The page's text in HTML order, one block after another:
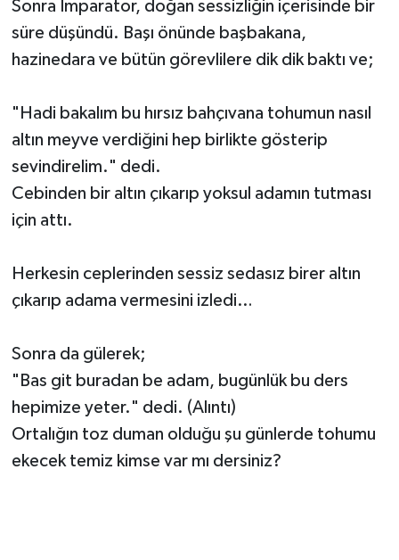
Sonra İmparator, doğan sessizliğin içerisinde bir
süre düşündü. Başı önünde başbakana,
hazinedara ve bütün görevlilere dik dik baktı ve;
"Hadi bakalım bu hırsız bahçıvana tohumun nasıl
altın meyve verdiğini hep birlikte gösterip
sevindirelim." dedi.
Cebinden bir altın çıkarıp yoksul adamın tutması
için attı.
Herkesin ceplerinden sessiz sedasız birer altın
çıkarıp adama vermesini izledi…
Sonra da gülerek;
"Bas git buradan be adam, bugünlük bu ders
hepimize yeter." dedi. (Alıntı)
Ortalığın toz duman olduğu şu günlerde tohumu
ekecek temiz kimse var mı dersiniz?